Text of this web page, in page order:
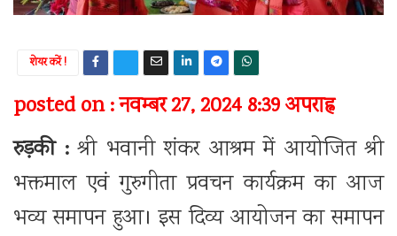
शेयर करें !
posted on : नवम्बर 27, 2024 8:39 अपराह्न
रुड़की :श्री भवानी शंकर आश्रम में आयोजित श्री
भक्तमाल एवं गुरुगीता प्रवचन कार्यक्रम का आज
भव्य समापन हुआ। इस दिव्य आयोजन का समापन